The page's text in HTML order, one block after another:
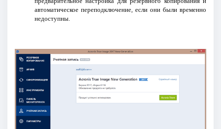
автоматическое переподключение, если они были временно
недоступны.